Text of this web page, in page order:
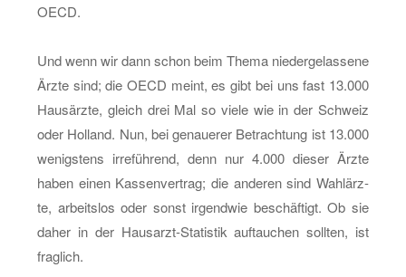
OECD.
Und wenn wir dann schon beim Thema nie­der­ge­las­se­ne
Ärzte sind; die OECD meint, es gibt bei uns fast 13.000
Haus­ärz­te, gleich drei Mal so viele wie in der Schweiz
oder Hol­land. Nun, bei ge­naue­rer Be­trach­tung ist 13.000
we­nigs­tens ir­re­füh­rend, denn nur 4.000 die­ser Ärzte
haben einen Kas­sen­ver­trag; die an­de­ren sind Wahl­ärz­
te, ar­beits­los oder sonst ir­gend­wie be­schäf­tigt. Ob sie
daher in der Haus­arzt-Sta­tis­tik auf­tau­chen soll­ten, ist
frag­lich.